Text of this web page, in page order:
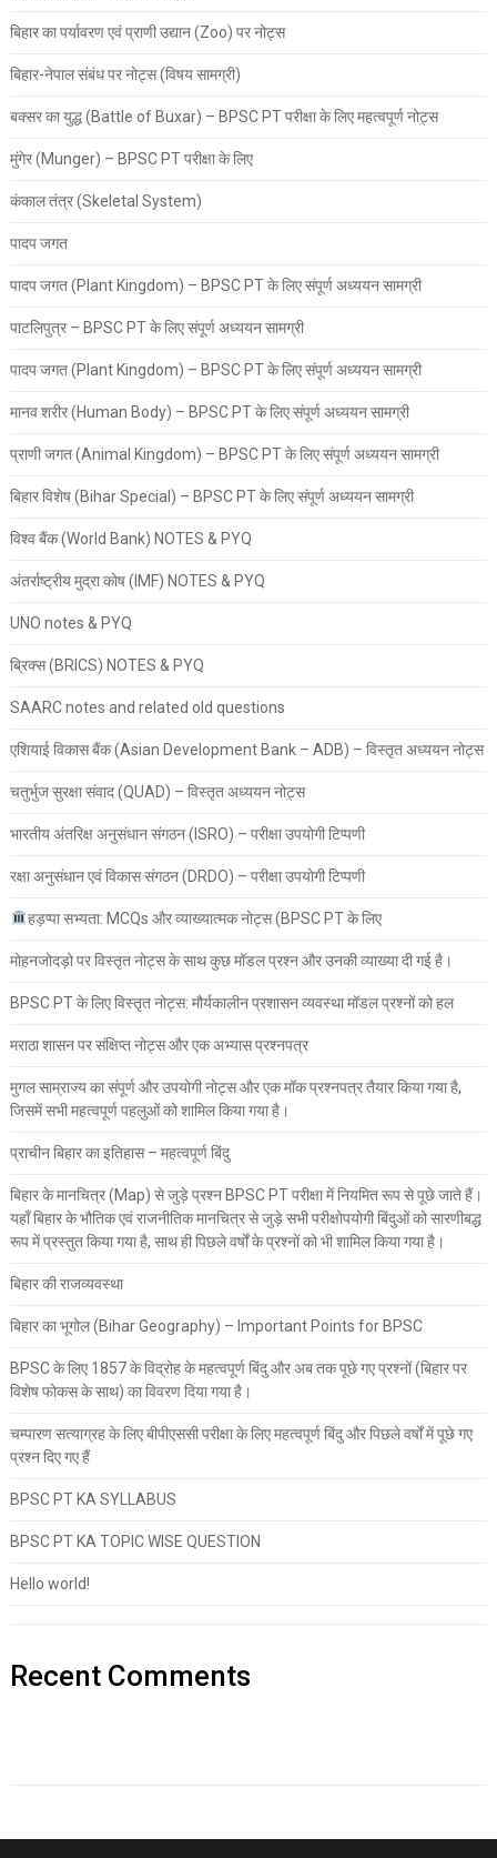
बिहार का पर्यावरण एवं प्राणी उद्यान (Zoo) पर नोट्स
बिहार-नेपाल संबंध पर नोट्स (विषय सामग्री)
बक्सर का युद्ध (Battle of Buxar) – BPSC PT परीक्षा के लिए महत्वपूर्ण नोट्स
मुंगेर (Munger) – BPSC PT परीक्षा के लिए
कंकाल तंत्र (Skeletal System)
पादप जगत
पादप जगत (Plant Kingdom) – BPSC PT के लिए संपूर्ण अध्ययन सामग्री
पाटलिपुत्र – BPSC PT के लिए संपूर्ण अध्ययन सामग्री
पादप जगत (Plant Kingdom) – BPSC PT के लिए संपूर्ण अध्ययन सामग्री
मानव शरीर (Human Body) – BPSC PT के लिए संपूर्ण अध्ययन सामग्री
प्राणी जगत (Animal Kingdom) – BPSC PT के लिए संपूर्ण अध्ययन सामग्री
बिहार विशेष (Bihar Special) – BPSC PT के लिए संपूर्ण अध्ययन सामग्री
विश्व बैंक (World Bank) NOTES & PYQ
अंतर्राष्ट्रीय मुद्रा कोष (IMF) NOTES & PYQ
UNO notes & PYQ
ब्रिक्स (BRICS) NOTES & PYQ
SAARC notes and related old questions
एशियाई विकास बैंक (Asian Development Bank – ADB) – विस्तृत अध्ययन नोट्स
चतुर्भुज सुरक्षा संवाद (QUAD) – विस्तृत अध्ययन नोट्स
भारतीय अंतरिक्ष अनुसंधान संगठन (ISRO) – परीक्षा उपयोगी टिप्पणी
रक्षा अनुसंधान एवं विकास संगठन (DRDO) – परीक्षा उपयोगी टिप्पणी
हड़प्पा सभ्यता: MCQs और व्याख्यात्मक नोट्स (BPSC PT के लिए
मोहनजोदड़ो पर विस्तृत नोट्स के साथ कुछ मॉडल प्रश्न और उनकी व्याख्या दी गई है।
BPSC PT के लिए विस्तृत नोट्स: मौर्यकालीन प्रशासन व्यवस्था मॉडल प्रश्नों को हल
मराठा शासन पर संक्षिप्त नोट्स और एक अभ्यास प्रश्नपत्र
मुगल साम्राज्य का संपूर्ण और उपयोगी नोट्स और एक मॉक प्रश्नपत्र तैयार किया गया है,
जिसमें सभी महत्वपूर्ण पहलुओं को शामिल किया गया है।
प्राचीन बिहार का इतिहास – महत्वपूर्ण बिंदु
बिहार के मानचित्र (Map) से जुड़े प्रश्न BPSC PT परीक्षा में नियमित रूप से पूछे जाते हैं।
यहाँ बिहार के भौतिक एवं राजनीतिक मानचित्र से जुड़े सभी परीक्षोपयोगी बिंदुओं को सारणीबद्ध
रूप में प्रस्तुत किया गया है, साथ ही पिछले वर्षों के प्रश्नों को भी शामिल किया गया है।
बिहार की राजव्यवस्था
बिहार का भूगोल (Bihar Geography) – Important Points for BPSC
BPSC के लिए 1857 के विद्रोह के महत्वपूर्ण बिंदु और अब तक पूछे गए प्रश्नों (बिहार पर
विशेष फोकस के साथ) का विवरण दिया गया है।
चम्पारण सत्याग्रह के लिए बीपीएससी परीक्षा के लिए महत्वपूर्ण बिंदु और पिछले वर्षों में पूछे गए
प्रश्न दिए गए हैं
BPSC PT KA SYLLABUS
BPSC PT KA TOPIC WISE QUESTION
Hello world!
Recent Comments